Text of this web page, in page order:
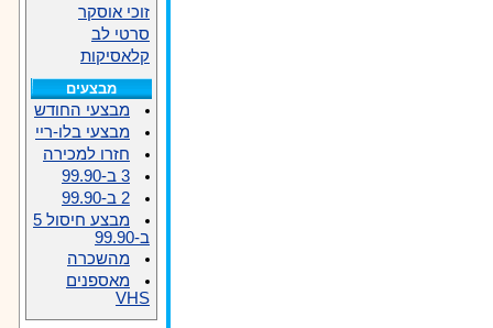
זוכי אוסקר
סרטי לב
קלאסיקות
מבצעים
מבצעי החודש
מבצעי בלו-ריי
חזרו למכירה
3 ב-99.90
2 ב-99.90
מבצע חיסול 5
ב-99.90
מהשכרה
מאספנים
VHS